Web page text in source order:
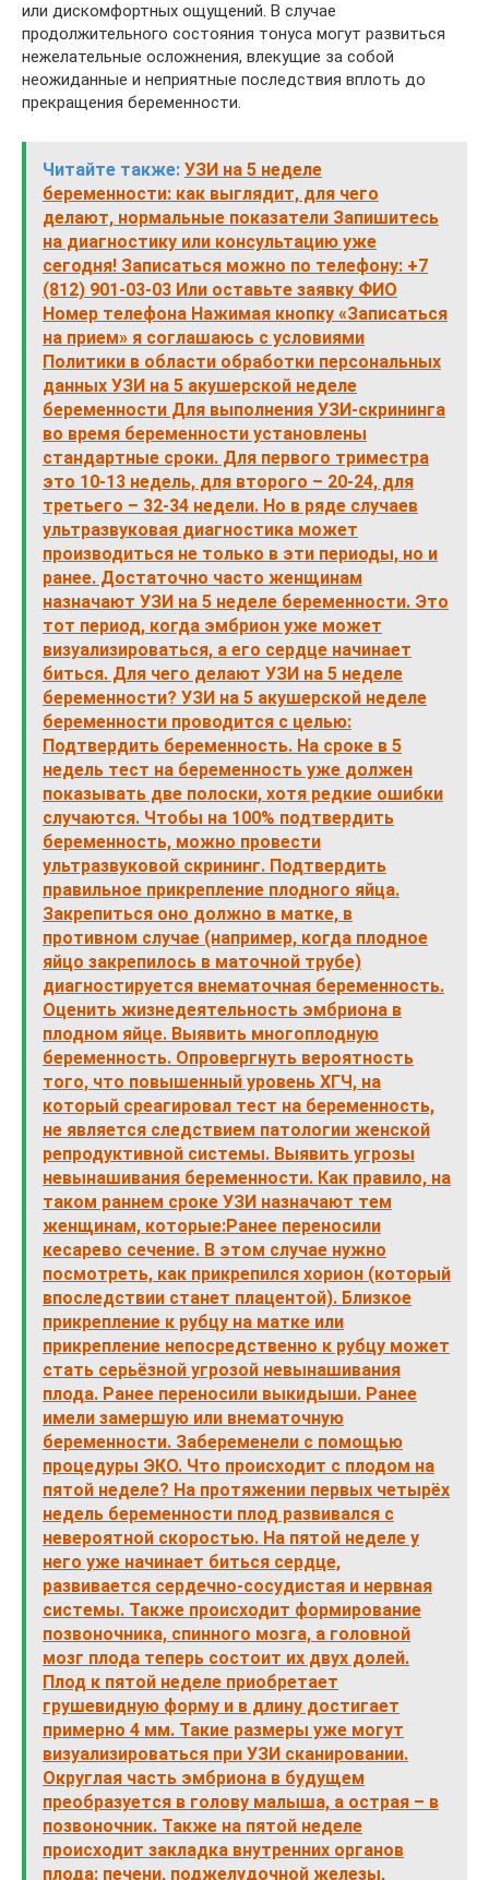
или дискомфортных ощущений. В случае
продолжительного состояния тонуса могут развиться
нежелательные осложнения, влекущие за собой
неожиданные и неприятные последствия вплоть до
прекращения беременности.
Читайте также: УЗИ на 5 неделе
беременности: как выглядит, для чего
делают, нормальные показатели Запишитесь
на диагностику или консультацию уже
сегодня! Записаться можно по телефону: +7
(812) 901-03-03 Или оставьте заявку ФИО
Номер телефона Нажимая кнопку «Записаться
на прием» я соглашаюсь с условиями
Политики в области обработки персональных
данных УЗИ на 5 акушерской неделе
беременности Для выполнения УЗИ-скрининга
во время беременности установлены
стандартные сроки. Для первого триместра
это 10-13 недель, для второго – 20-24, для
третьего – 32-34 недели. Но в ряде случаев
ультразвуковая диагностика может
производиться не только в эти периоды, но и
ранее. Достаточно часто женщинам
назначают УЗИ на 5 неделе беременности. Это
тот период, когда эмбрион уже может
визуализироваться, а его сердце начинает
биться. Для чего делают УЗИ на 5 неделе
беременности? УЗИ на 5 акушерской неделе
беременности проводится с целью:
Подтвердить беременность. На сроке в 5
недель тест на беременность уже должен
показывать две полоски, хотя редкие ошибки
случаются. Чтобы на 100% подтвердить
беременность, можно провести
ультразвуковой скрининг. Подтвердить
правильное прикрепление плодного яйца.
Закрепиться оно должно в матке, в
противном случае (например, когда плодное
яйцо закрепилось в маточной трубе)
диагностируется внематочная беременность.
Оценить жизнедеятельность эмбриона в
плодном яйце. Выявить многоплодную
беременность. Опровергнуть вероятность
того, что повышенный уровень ХГЧ, на
который среагировал тест на беременность,
не является следствием патологии женской
репродуктивной системы. Выявить угрозы
невынашивания беременности. Как правило, на
таком раннем сроке УЗИ назначают тем
женщинам, которые:Ранее переносили
кесарево сечение. В этом случае нужно
посмотреть, как прикрепился хорион (который
впоследствии станет плацентой). Близкое
прикрепление к рубцу на матке или
прикрепление непосредственно к рубцу может
стать серьёзной угрозой невынашивания
плода. Ранее переносили выкидыши. Ранее
имели замершую или внематочную
беременности. Забеременели с помощью
процедуры ЭКО. Что происходит с плодом на
пятой неделе? На протяжении первых четырёх
недель беременности плод развивался с
невероятной скоростью. На пятой неделе у
него уже начинает биться сердце,
развивается сердечно-сосудистая и нервная
системы. Также происходит формирование
позвоночника, спинного мозга, а головной
мозг плода теперь состоит их двух долей.
Плод к пятой неделе приобретает
грушевидную форму и в длину достигает
примерно 4 мм. Такие размеры уже могут
визуализироваться при УЗИ сканировании.
Округлая часть эмбриона в будущем
преобразуется в голову малыша, а острая – в
позвоночник. Также на пятой неделе
происходит закладка внутренних органов
плода: печени, поджелудочной железы,